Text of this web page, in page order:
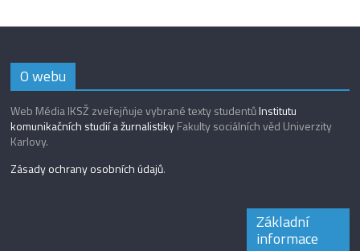
O webu
Web Média IKSŽ zveřejňuje vybrané texty studentůInstitutu
komunikačních studií a žurnalistikyFakulty sociálních věd Univerzity
Karlovy.
Zásady ochrany osobních údajů.
Základní
informace